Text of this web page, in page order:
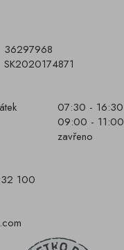
36297968
SK2020174871
07:30 - 16:30
09:00 - 11:00
zavřeno
100